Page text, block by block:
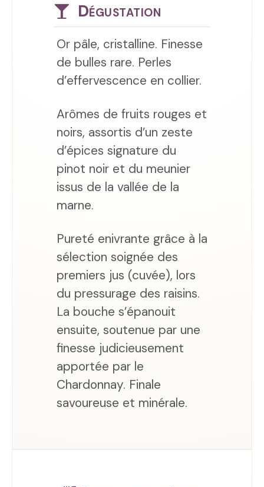
Dégustation
Or pâle, cristalline. Finesse
de bulles rare. Perles
d’effervescence en collier.
Arômes de fruits rouges et
noirs, assortis d’un zeste
d’épices signature du
pinot noir et du meunier
issus de la vallée de la
marne.
Pureté enivrante grâce à la
sélection soignée des
premiers jus (cuvée), lors
du pressurage des raisins.
La bouche s’épanouit
ensuite, soutenue par une
finesse judicieusement
apportée par le
Chardonnay. Finale
savoureuse et minérale.